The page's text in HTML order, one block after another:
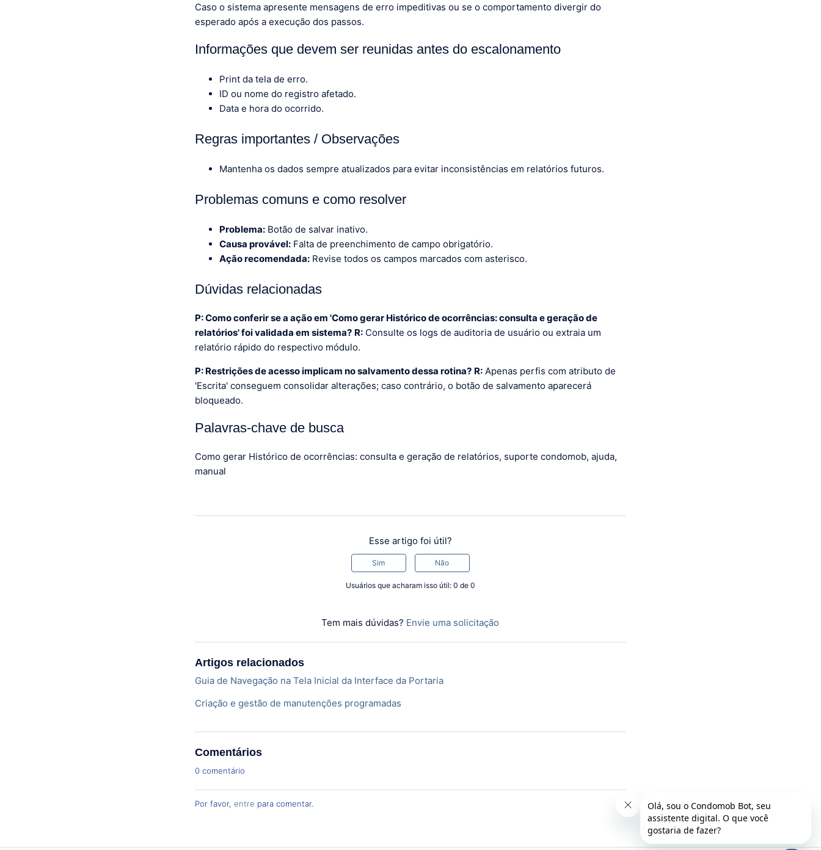
Caso o sistema apresente mensagens de erro impeditivas ou se o comportamento divergir do
esperado após a execução dos passos.
Informações que devem ser reunidas antes do escalonamento
Print da tela de erro.
ID ou nome do registro afetado.
Data e hora do ocorrido.
Regras importantes / Observações
Mantenha os dados sempre atualizados para evitar inconsistências em relatórios futuros.
Problemas comuns e como resolver
Problema: Botão de salvar inativo.
Causa provável: Falta de preenchimento de campo obrigatório.
Ação recomendada: Revise todos os campos marcados com asterisco.
Dúvidas relacionadas
P: Como conferir se a ação em 'Como gerar Histórico de ocorrências: consulta e geração de
relatórios' foi validada em sistema? R: Consulte os logs de auditoria de usuário ou extraia um
relatório rápido do respectivo módulo.
P: Restrições de acesso implicam no salvamento dessa rotina? R: Apenas perfis com atributo de
'Escrita' conseguem consolidar alterações; caso contrário, o botão de salvamento aparecerá
bloqueado.
Palavras-chave de busca
Como gerar Histórico de ocorrências: consulta e geração de relatórios, suporte condomob, ajuda,
manual
Esse artigo foi útil?
Sim Não
Usuários que acharam isso útil: 0 de 0
Tem mais dúvidas? Envie uma solicitação
Artigos relacionados
Guia de Navegação na Tela Inicial da Interface da Portaria
Criação e gestão de manutenções programadas
Comentários
0 comentário
Por favor,entre para comentar.